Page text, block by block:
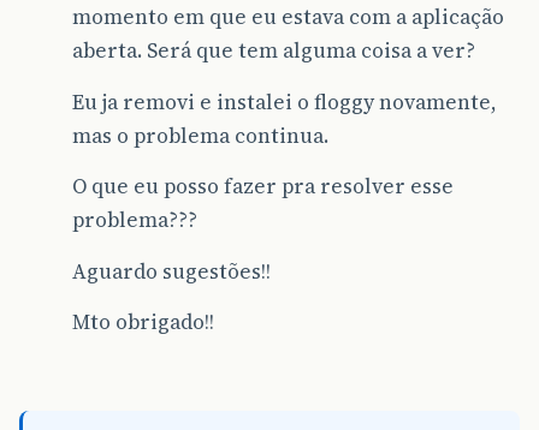
momento em que eu estava com a aplicação
aberta. Será que tem alguma coisa a ver?
Eu ja removi e instalei o floggy novamente,
mas o problema continua.
O que eu posso fazer pra resolver esse
problema???
Aguardo sugestões!!
Mto obrigado!!